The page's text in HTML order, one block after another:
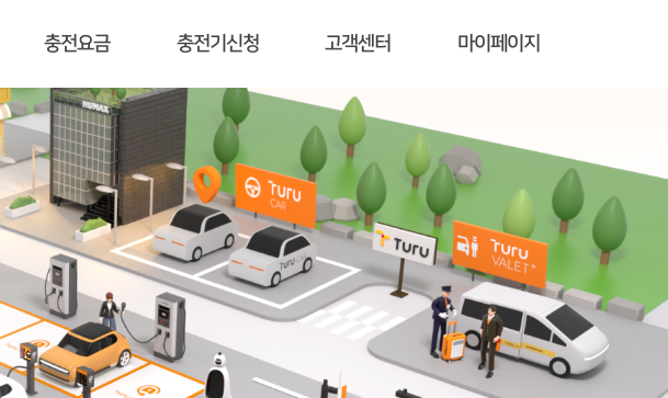
충전요금 충전기신청 고객센터 마이페이지